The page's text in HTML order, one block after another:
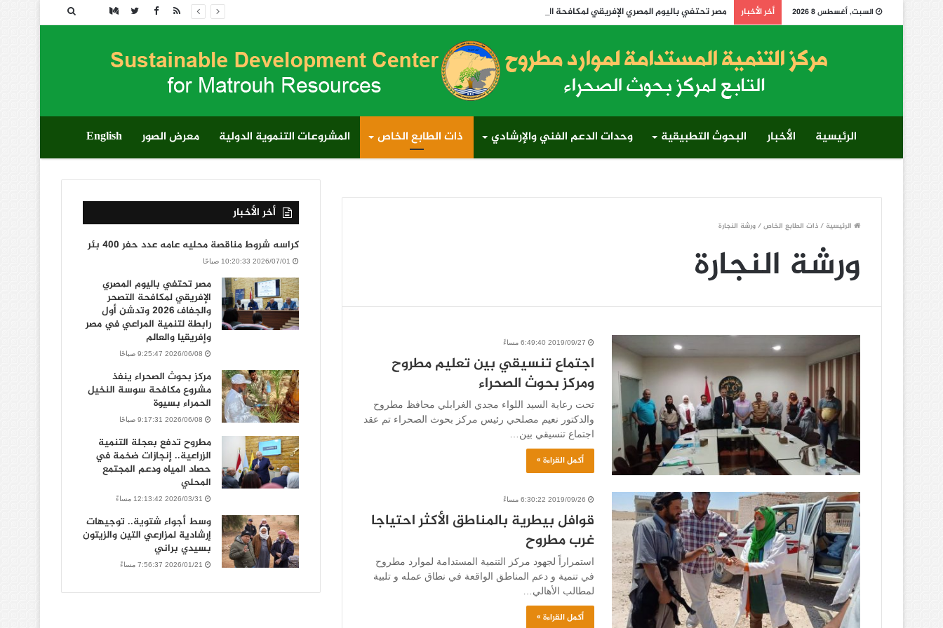
السبت, أغسطس 8 2026 أخر الأخبار مصر تحتفي باليوم المصري الإفريقي لمكافحة التصحر والجفاف 2026 وتدشن أول رابطة لتنمية المراعي في مصر وإفريقيا والعالم
الرئيسية الأخبار البحوث التطبيقية وحدات الدعم الفني والإرشادي ذات الطابع الخاص المشروعات التنموية الدولية معرض الصور English
الرئيسية /ذات الطابع الخاص/ورشة النجارة
ورشة النجارة
2019/09/27 6:49:40 مساءً
اجتماع تنسيقي بين تعليم مطروح
ومركز بحوث الصحراء
تحت رعاية السيد اللواء مجدي الغرابلي محافظ مطروح
والدكتور نعيم مصلحي رئيس مركز بحوث الصحراء تم عقد
اجتماع تنسيقي بين…
أكمل القراءة »
2019/09/26 6:30:22 مساءً
قوافل بيطرية بالمناطق الأكثر احتياجا
غرب مطروح
استمراراً لجهود مركز التنمية المستدامة لموارد مطروح
في تنمية و دعم المناطق الواقعة في نطاق عمله و تلبية
لمطالب الأهالي…
أكمل القراءة »
أخر الأخبار
كراسه شروط مناقصة محليه عامه عدد حفر 400 بئر
2026/07/01 10:20:33 صباحًا
مصر تحتفي باليوم المصري
الإفريقي لمكافحة التصحر
والجفاف 2026 وتدشن أول
رابطة لتنمية المراعي في مصر
وإفريقيا والعالم
2026/06/08 9:25:47 صباحًا
مركز بحوث الصحراء ينفذ
مشروع مكافحة سوسة النخيل
الحمراء بسيوة
2026/06/08 9:17:31 صباحًا
مطروح تدفع بعجلة التنمية
الزراعية.. إنجازات ضخمة في
حصاد المياه ودعم المجتمع
المحلي
2026/03/31 12:13:42 مساءً
وسط أجواء شتوية.. توجيهات
إرشادية لمزارعي التين والزيتون
بسيدي براني
2026/01/21 7:56:37 مساءً